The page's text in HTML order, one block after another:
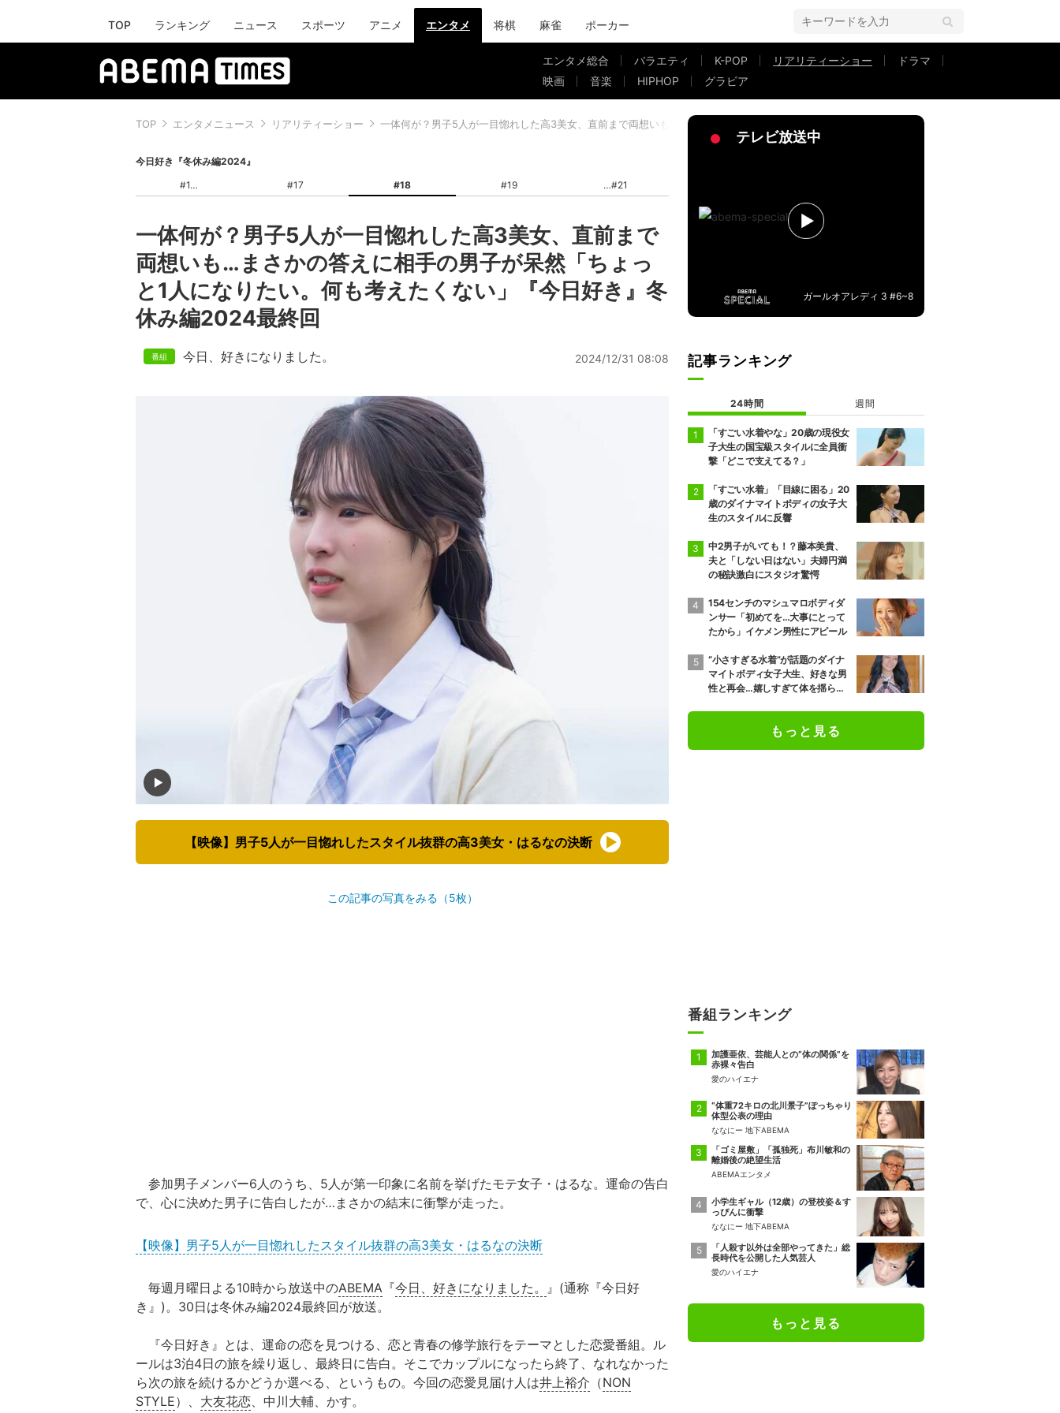
TOP ランキング ニュース スポーツ アニメ エンタメ 将棋 麻雀 ポーカー
エンタメ総合 バラエティ K-POP リアリティーショー
ドラマ
映画
音楽 HIPHOP グラビア
TOP エンタメニュース リアリティーショー 一体何が？男子5人が一目惚れした高3美女、直前まで両想いも…まさかの答えに相手の男子が呆然「ちょっと1人になりたい。何も考えたくない」
今日好き『冬休み編2024』
#1
#17 #18 #19 #21
一体何が？男子5人が一目惚れした高3美女、直前まで
両想いも…まさかの答えに相手の男子が呆然「ちょっ
と1人になりたい。何も考えたくない」『今日好き』冬
休み編2024最終回
今日、好きになりました。 2024/12/31 08:08
【映像】男子5人が一目惚れしたスタイル抜群の高3美女・はるなの決断
この記事の写真をみる（5枚）
参加男子メンバー6人のうち、5人が第一印象に名前を挙げたモテ女子・はるな。運命の告白
で、心に決めた男子に告白したが…まさかの結末に衝撃が走った。
【映像】男子5人が一目惚れしたスタイル抜群の高3美女・はるなの決断
毎週月曜日よる10時から放送中のABEMA 『今日、好きになりました。 』(通称『今日好
き』)。30日は冬休み編2024最終回が放送。
『今日好き』とは、運命の恋を見つける、恋と青春の修学旅行をテーマとした恋愛番組。ル
ールは3泊4日の旅を繰り返し、最終日に告白。そこでカップルになったら終了、なれなかった
ら次の旅を続けるかどうか選べる、というもの。今回の恋愛見届け人は井上裕介 （NON
STYLE）、 大友花恋、中川大輔、かす。
テレビ放送中
ガールオアレディ 3 #6~8
記事ランキング
24時間 週間
「すごい水着やな」20歳の現役女
子大生の国宝級スタイルに全員衝
撃「どこで支えてる？」
「すごい水着」「目線に困る」20
歳のダイナマイトボディの女子大
生のスタイルに反響
中2男子がいても！？藤本美貴、
夫と「しない日はない」夫婦円満
の秘訣激白にスタジオ驚愕
154センチのマシュマロボディダ
ンサー「初めてを…大事にとって
たから」イケメン男性にアピール
“小さすぎる水着”が話題のダイナ
マイトボディ女子大生、好きな男
性と再会…嬉しすぎて体を揺らし
もっと見る
番組ランキング
加護亜依、芸能人との“体の関係”を
赤裸々告白
愛のハイエナ
“体重72キロの北川景子”ぽっちゃり
体型公表の理由
ななにー 地下ABEMA
「ゴミ屋敷」「孤独死」布川敏和の
離婚後の絶望生活
ABEMAエンタメ
小学生ギャル（12歳）の登校姿＆す
っぴんに衝撃
ななにー 地下ABEMA
「人殺す以外は全部やってきた」総
長時代を公開した人気芸人
愛のハイエナ
もっと見る